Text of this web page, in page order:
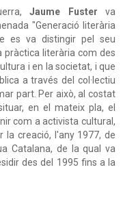
Jaume Fuster va
"Generació literària
es va distingir pel seu
literària com des
i en la societat, i que
a través del col·lectiu
part. Per això, al costat
en el mateix pla, el
com a activista cultural,
la creació, l'any 1977, de
Catalana, de la qual va
des del 1995 fins a la